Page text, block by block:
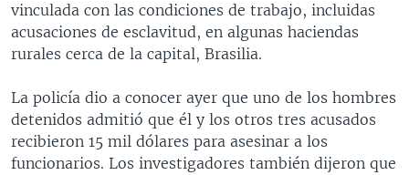
VENEZUELA
BRASIL
NICARAGUA
ECONOMÍA
ENTRETENIMIENTO Y CULTURA
TECNOLOGÍA
DEPORTES
CIENCIA Y SALUD
MULTIMEDIA
VIDEOS
FOTOGRAFÍA
AUDIOS
PROGRAMAS TV
EL MUNDO AL DÍA
FORO INTERAMERICANO
VISIÓN 360
RADIO
AVANCE INFORMATIVO
AUDIONOTICIAS
DIRECT
DOCUMENTALES DE LA VOA
vinculada con las condiciones de trabajo, incluidas
acusaciones de esclavitud, en algunas haciendas
rurales cerca de la capital, Brasilia.
La policía dio a conocer ayer que uno de los hombres
detenidos admitió que él y los otros tres acusados
recibieron 15 mil dólares para asesinar a los
funcionarios. Los investigadores también dijeron que